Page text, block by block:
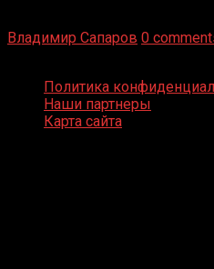
Владимир Сапаров 0
Политика
Наши партнеры
Карта сайта